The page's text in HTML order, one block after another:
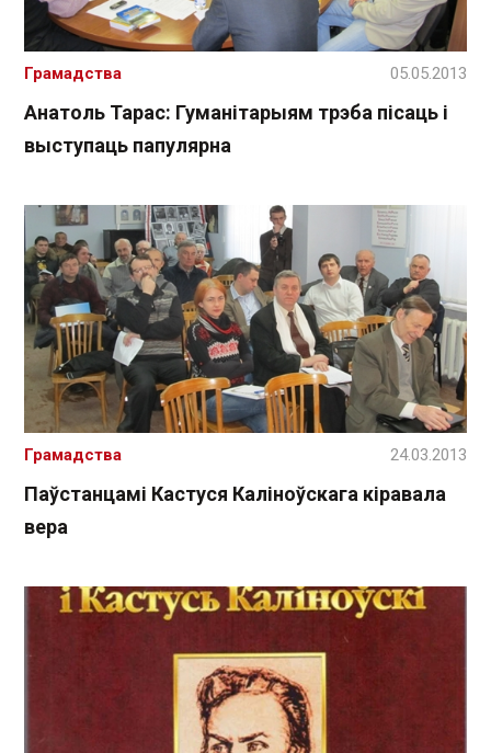
Анатоль Тарас: Гуманітарыям трэба пісаць і
выступаць папулярна
Грамадства 05.05.2013
Паўстанцамі Кастуся Каліноўскага кіравала
вера
Грамадства 24.03.2013